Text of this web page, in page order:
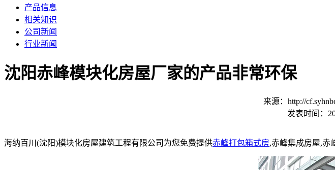
产品信息
相关知识
公司新闻
行业新闻
沈阳赤峰模块化房屋厂家的产品非常环保
来源：http://
发表时间：
海纳百川(沈阳)模块化房屋建筑工程有限公司为您免费提供赤峰打包箱式房,赤峰集成房屋,赤